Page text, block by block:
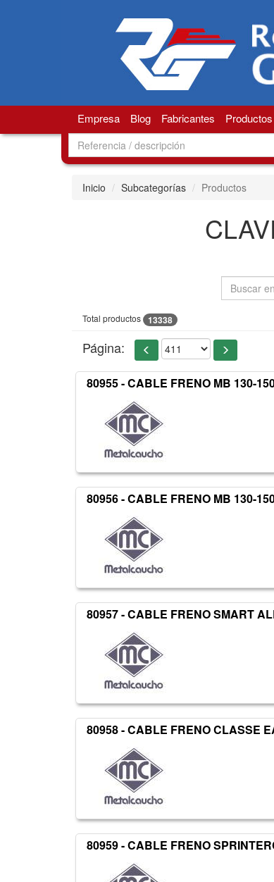
Empresa Blog Fabricantes Productos
Inicio Subcategorías Productos
Total productos 13338
Página:
80955 - CABLE FRENO MB 130-
80956 - CABLE FRENO MB 130-
80957 - CABLE FRENO SMART
80958 - CABLE FRENO CLASSE
80959 - CABLE FRENO